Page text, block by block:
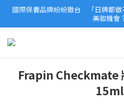
2026美妝小樣、試用品變少？PIF
必懂5觀
國際保養品牌紛紛撤台　「日牌都
美妝機會
2026美妝小樣、試用品變少？PIF
Frapin Checkmate
15ml